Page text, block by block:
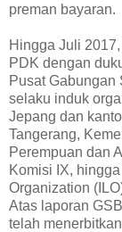
preman bayaran.
Hingga Juli
PDK dengan
Pusat Gabungan
selaku induk
Jepang dan
Tangerang,
Perempuan dan
Komisi IX,
Organization
Atas laporan
telah